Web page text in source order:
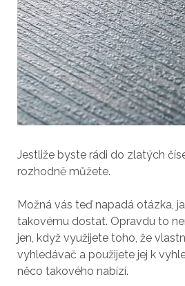
Jestliže byste rádi do zlatých
rozhodně můžete.
Možná vás teď napadá otázka,
takovému dostat. Opravdu to
jen, když využijete toho, že
vyhledávač a použijete jej k
něco takového nabízí.